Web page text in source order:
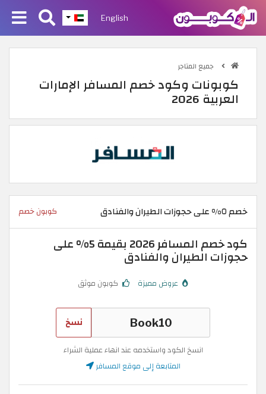
English
جميع المتاجر
كوبونات وكود خصم المسافر الإمارات
العربية 2026
خصم ٥% على حجوزات الطيران والفنادق كوبون خصم
كود خصم المسافر 2026 بقيمة 5% على
حجوزات الطيران والفنادق
عروض مميزة كوبون موثق
نسخ
انسخ الكود واستخدمه عند انهاء عملية الشراء
المتابعة إلى موقع المسافر